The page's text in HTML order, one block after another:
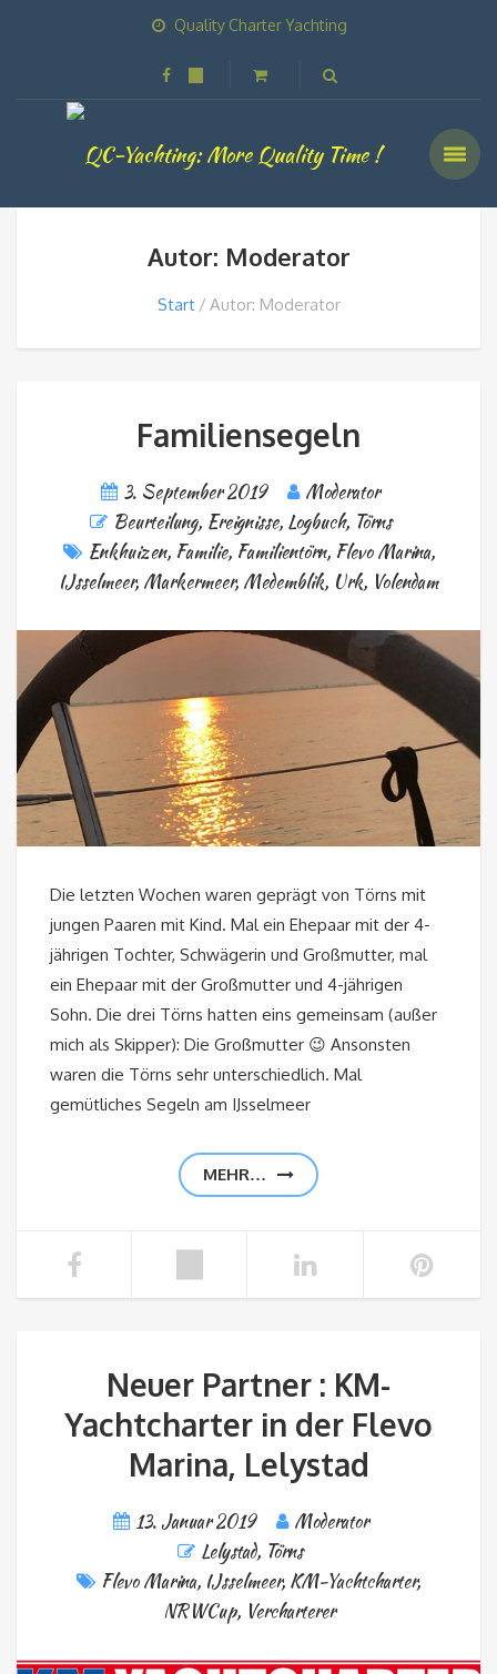
Quality Charter Yachting
Autor: Moderator
Start Autor: Moderator
Familiensegeln
3. September 2019
Moderator
Beurteilung, Ereignisse, Logbuch, Törns
Enkhuizen, Familie, Familientörn, Flevo Marina,
IJsselmeer, Markermeer, Medemblik, Urk, Volendam
Die letzten Wochen waren geprägt von Törns mit
jungen Paaren mit Kind. Mal ein Ehepaar mit der 4-
jährigen Tochter, Schwägerin und Großmutter, mal
ein Ehepaar mit der Großmutter und 4-jährigen
Sohn. Die drei Törns hatten eins gemeinsam (außer
mich als Skipper): Die Großmutter 😉 Ansonsten
waren die Törns sehr unterschiedlich. Mal
gemütliches Segeln am IJsselmeer
MEHR…
Neuer Partner : KM-
Yachtcharter in der Flevo
Marina, Lelystad
13. Januar 2019
Moderator
Lelystad, Törns
Flevo Marina, IJsselmeer, KM-Yachtcharter,
NRWCup, Vercharterer